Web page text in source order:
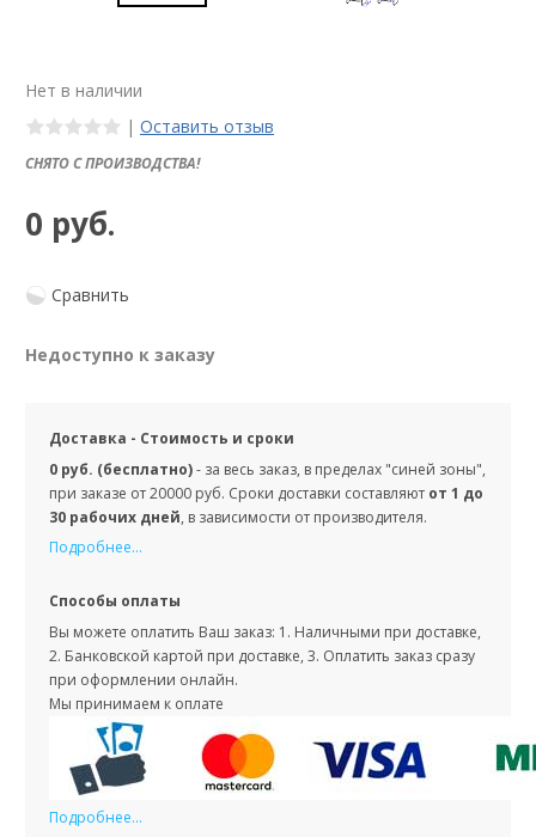
Нет в наличии
| Оставить отзыв
СНЯТО С ПРОИЗВОДСТВА!
0 руб.
Сравнить
Недоступно к заказу
Доставка - Стоимость и сроки
0 руб. (бесплатно)- за весь заказ, в пределах "синей зоны",
при заказе от 20000 руб. Сроки доставки составляют от 1 до
30 рабочих дней, в зависимости от производителя.
Подробнее...
Способы оплаты
Вы можете оплатить Ваш заказ: 1. Наличными при доставке,
2. Банковской картой при доставке, 3. Оплатить заказ сразу
при оформлении онлайн.
Мы принимаем к оплате
Подробнее...